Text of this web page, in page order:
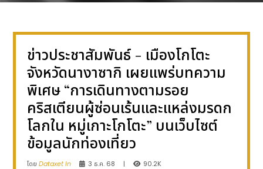
ข่าวประชาสัมพันธ์ - เมืองโกโตะ
จังหวัดนางาซากิ เผยแพร่บทความ
พิเศษ “การเดินทางตามรอย
คริสเตียนผู้ซ่อนเร้นและแหล่งมรดก
โลกใน หมู่เกาะโกโตะ” บนเว็บไซต์
ข้อมูลนักท่องเที่ยว
โดยDataxet In 3 ธ.ค. 68 | 90.2K